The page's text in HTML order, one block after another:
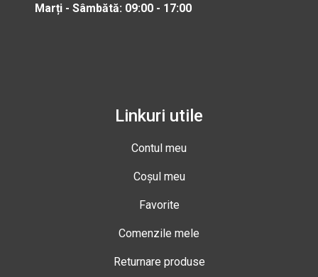
Marți - Sâmbătă: 09:00 - 17:00
Linkuri utile
Contul meu
Coșul meu
Favorite
Comenzile mele
Returnare produse